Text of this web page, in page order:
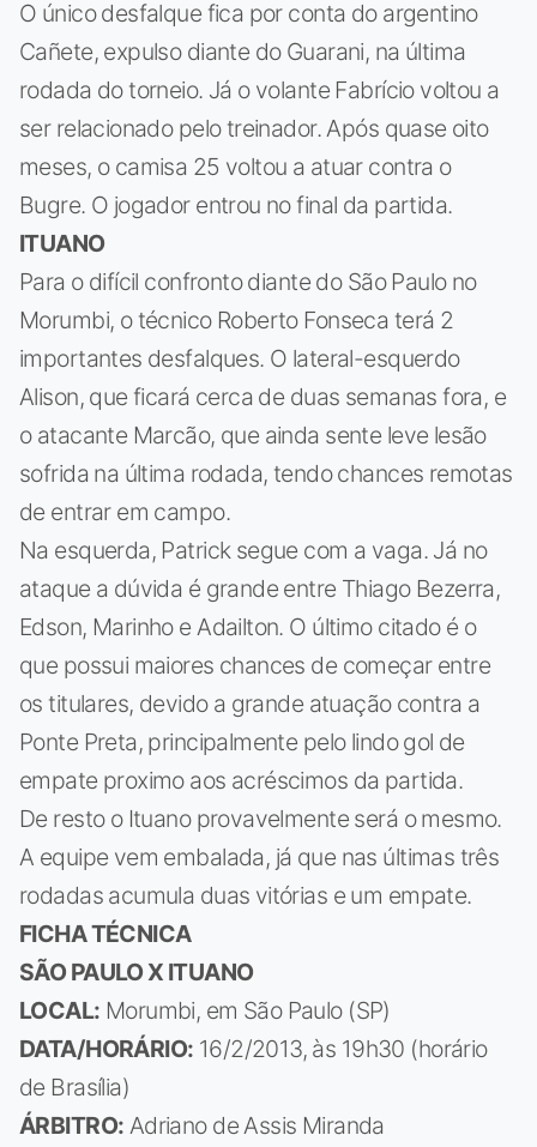
O único desfalque fica por conta do argentino
Cañete, expulso diante do Guarani, na última
rodada do torneio. Já o volante Fabrício voltou a
ser relacionado pelo treinador. Após quase oito
meses, o camisa 25 voltou a atuar contra o
Bugre. O jogador entrou no final da partida.
ITUANO
Para o difícil confronto diante do São Paulo no
Morumbi, o técnico Roberto Fonseca terá 2
importantes desfalques. O lateral-esquerdo
Alison, que ficará cerca de duas semanas fora, e
o atacante Marcão, que ainda sente leve lesão
sofrida na última rodada, tendo chances remotas
de entrar em campo.
Na esquerda, Patrick segue com a vaga. Já no
ataque a dúvida é grande entre Thiago Bezerra,
Edson, Marinho e Adailton. O último citado é o
que possui maiores chances de começar entre
os titulares, devido a grande atuação contra a
Ponte Preta, principalmente pelo lindo gol de
empate proximo aos acréscimos da partida.
De resto o Ituano provavelmente será o mesmo.
A equipe vem embalada, já que nas últimas três
rodadas acumula duas vitórias e um empate.
FICHA TÉCNICA
SÃO PAULO X ITUANO
LOCAL: Morumbi, em São Paulo (SP)
DATA/HORÁRIO: 16/2/2013, às 19h30 (horário
de Brasília)
ÁRBITRO: Adriano de Assis Miranda